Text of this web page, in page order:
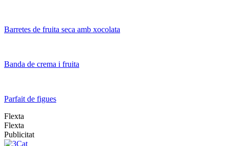
Barretes de fruita seca amb xocolata
Banda de crema i fruita
Parfait de figues
Flexta
Flexta
Publicitat